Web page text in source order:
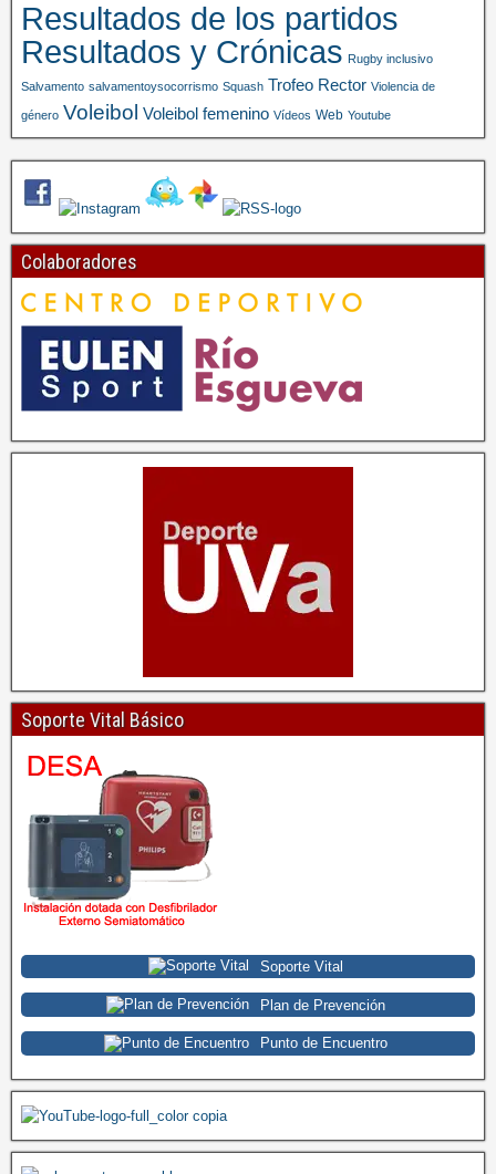
Resultados de los partidos
Resultados y Crónicas Rugby inclusivo
Salvamento salvamentoysocorrismo Squash Trofeo Rector Violencia de
género Voleibol Voleibol femenino Vídeos Web Youtube
Colaboradores
Soporte Vital Básico
Soporte Vital
Plan de Prevención
Punto de Encuentro